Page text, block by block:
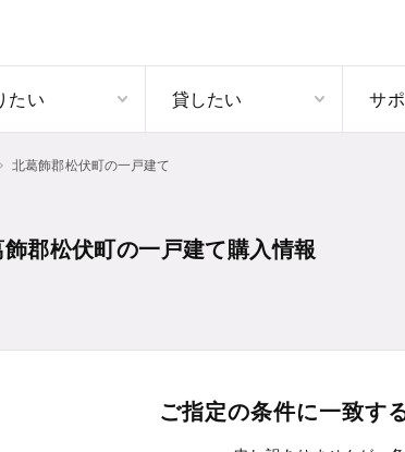
たい 貸したい サ
北葛飾郡松伏町の一戸建て
郡松伏町の一戸建て購入情報
ご指定の条件に一致す